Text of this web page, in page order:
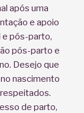
após uma
e apoio
e pós-parto,
pós-parto e
Desejo que
nascimento
de parto,